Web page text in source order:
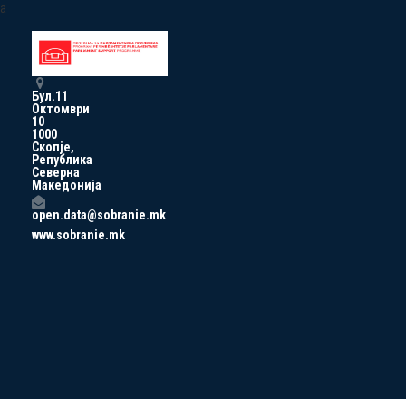
a
Бул.11
Октомври
10
1000
Скопје,
Република
Северна
Македонија
open.data@sobranie.mk
www.sobranie.mk